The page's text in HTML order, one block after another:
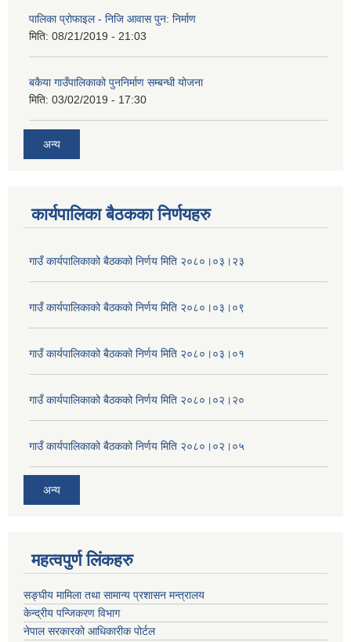
पालिका प्रोफाइल - निजि आवास पुन: निर्माण
मिति: 08/21/2019 - 21:03
बकैया गाउँपालिकाको पुननिर्माण सम्बन्धी योजना
मिति: 03/02/2019 - 17:30
अन्य
कार्यपालिका बैठकका निर्णयहरु
गाउँ कार्यपालिकाको बैठकको निर्णय मिति २०८०।०३।२३
गाउँ कार्यपालिकाको बैठकको निर्णय मिति २०८०।०३।०९
गाउँ कार्यपालिकाको बैठकको निर्णय मिति २०८०।०३।०१
गाउँ कार्यपालिकाको बैठकको निर्णय मिति २०८०।०२।२०
गाउँ कार्यपालिकाको बैठकको निर्णय मिति २०८०।०२।०५
अन्य
महत्वपुर्ण लिंकहरु
सङ्घीय मामिला तथा सामान्य प्रशासन मन्त्रालय
केन्द्रीय पन्जिकरण विभाग
नेपाल सरकारको आधिकारीक पोर्टल